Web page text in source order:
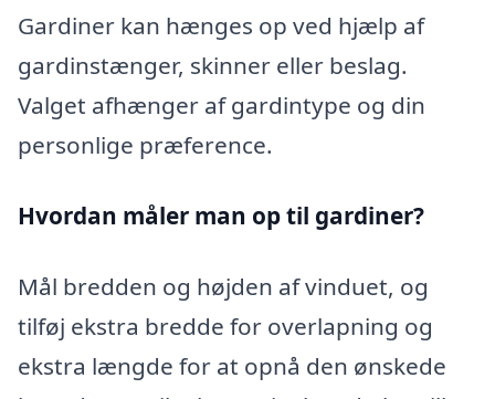
Gardiner kan hænges op ved hjælp af
gardinstænger, skinner eller beslag.
Valget afhænger af gardintype og din
personlige præference.
Hvordan måler man op til gardiner?
Mål bredden og højden af vinduet, og
tilføj ekstra bredde for overlapning og
ekstra længde for at opnå den ønskede